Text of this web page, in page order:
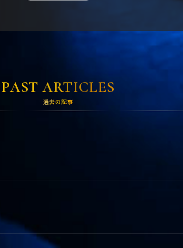
PAST ARTICLES
過去の記事